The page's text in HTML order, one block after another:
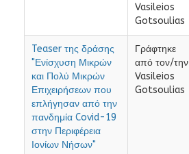
Vasileios
Gotsoulias
Teaser της δράσης
"Ενίσχυση Μικρών
και Πολύ Μικρών
Επιχειρήσεων που
επλήγησαν από την
πανδημία Covid-19
στην Περιφέρεια
Ιονίων Νήσων"
Γράφτηκε
από τον/την
Vasileios
Gotsoulias